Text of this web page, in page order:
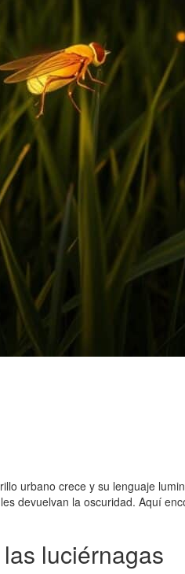
urbano crece y su lenguaje
devuelvan la oscuridad. Aquí
luciérnagas